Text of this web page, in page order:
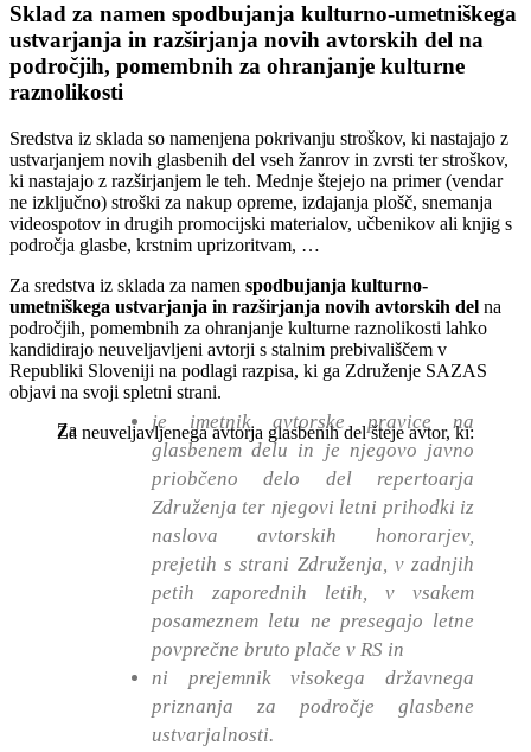
Sklad za namen spodbujanja kulturno-umetniškega
ustvarjanja in razširjanja novih avtorskih del na
področjih, pomembnih za ohranjanje kulturne
raznolikosti
Sredstva iz sklada so namenjena pokrivanju stroškov, ki nastajajo z
ustvarjanjem novih glasbenih del vseh žanrov in zvrsti ter stroškov,
ki nastajajo z razširjanjem le teh. Mednje štejejo na primer (vendar
ne izključno) stroški za nakup opreme, izdajanja plošč, snemanja
videospotov in drugih promocijski materialov, učbenikov ali knjig s
področja glasbe, krstnim uprizoritvam, …
Za sredstva iz sklada za namen spodbujanja kulturno-
umetniškega ustvarjanja in razširjanja novih avtorskih del na
področjih, pomembnih za ohranjanje kulturne raznolikosti lahko
kandidirajo neuveljavljeni avtorji s stalnim prebivališčem v
Republiki Sloveniji na podlagi razpisa, ki ga Združenje SAZAS
objavi na svoji spletni strani.
Za neuveljavljenega avtorja glasbenih del šteje avtor, ki:
je imetnik avtorske pravice na
glasbenem delu in je njegovo javno
priobčeno delo del repertoarja
Združenja ter njegovi letni prihodki iz
naslova avtorskih honorarjev,
prejetih s strani Združenja, v zadnjih
petih zaporednih letih, v vsakem
posameznem letu ne presegajo letne
povprečne bruto plače v RS in
ni prejemnik visokega državnega
priznanja za področje glasbene
ustvarjalnosti.
Za